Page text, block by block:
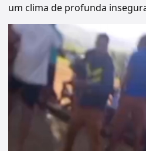
um clima de profunda